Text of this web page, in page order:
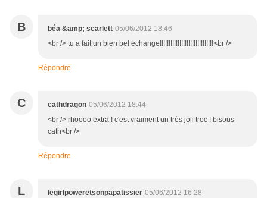
B béa &amp; scarlett 05/06/2012 18:46
<br /> tu a fait un bien bel échange!!!!!!!!!!!!!!!!!!!!!!!!!!!!!!<br />
Répondre
C cathdragon 05/06/2012 18:44
<br /> rhoooo extra ! c'est vraiment un très joli troc ! bisous
cath<br />
Répondre
L legirlpoweretsonpapatissier 05/06/2012 16:28